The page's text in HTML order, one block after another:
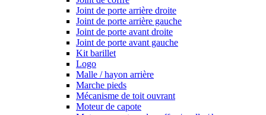
Joint de porte arrière droite
Joint de porte arrière gauche
Joint de porte avant droite
Joint de porte avant gauche
Kit barillet
Logo
Malle / hayon arrière
Marche pieds
Mécanisme de toit ouvrant
Moteur de capote